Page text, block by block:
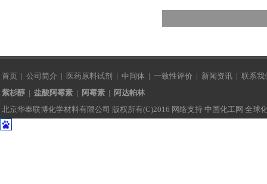
首页 | 公司简介 | 医药原料试剂 | 中间体 | 一致性评价 | 新闻资讯 | 联系我
紫杉醇 | 盐酸阿霉素 | 阿霉素 | 阿达帕林
北京华奉联博化学材料有限公司 版权所有(C)2016 网络支持 中国化工网 全球